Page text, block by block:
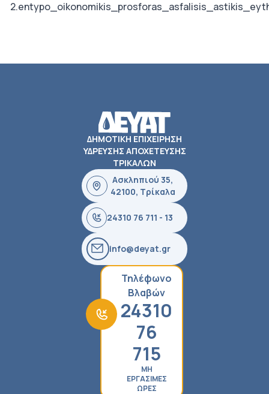
ΔΗΜΟΤΙΚΗ ΕΠΙΧΕΙΡΗΣΗ
ΥΔΡΕΥΣΗΣ ΑΠΟΧΕΤΕΥΣΗΣ
ΤΡΙΚΑΛΩΝ
Ασκληπιού 35,
42100, Τρίκαλα
24310 76 711 - 13
info@deyat.gr
Τηλέφωνο
Βλαβών
24310
76
715
ΜΗ
ΕΡΓΑΣΙΜΕΣ
ΩΡΕΣ